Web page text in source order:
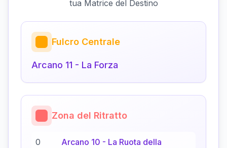
tua Matrice del Destino
Fulcro Centrale
Arcano 11 - La Forza
Zona del Ritratto
0
Arcano 10 - La Ruota della